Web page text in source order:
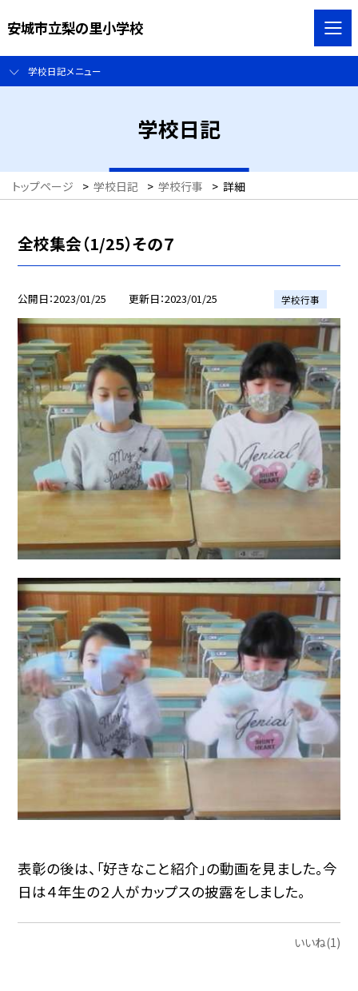
安城市立梨の里小学校
学校日記メニュー
学校日記
トップページ > 学校日記 > 学校行事 > 詳細
全校集会（1/25）その７
公開日 2023/01/25 更新日 2023/01/25 学校行事
表彰の後は、「好きなこと紹介」の動画を見ました。今
日は４年生の２人がカップスの披露をしました。
いいね(1)